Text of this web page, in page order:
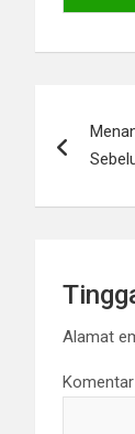
pos
Alamat
Komentar